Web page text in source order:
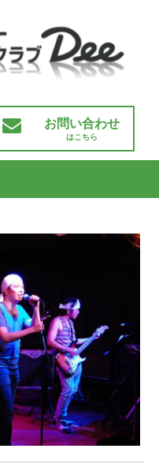
お問い合わせ
はこちら